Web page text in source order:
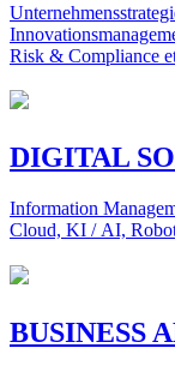
Risk & Compliance
DIGITAL
Information
Cloud, KI / AI,
BUSINESS